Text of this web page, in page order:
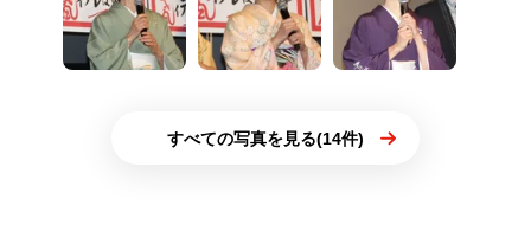
すべての写真を見る(14件)